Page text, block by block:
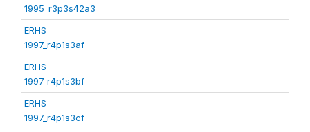
1995_r3p3s42a3
ERHS
1997_r4p1s3af
ERHS
1997_r4p1s3bf
ERHS
1997_r4p1s3cf